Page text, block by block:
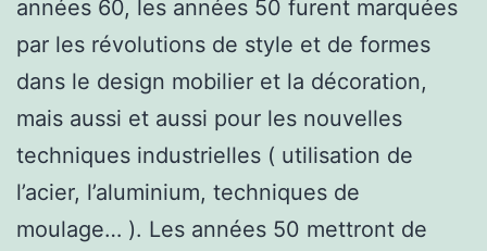
années 60, les années 50 furent marquées
par les révolutions de style et de formes
dans le design mobilier et la décoration,
mais aussi et aussi pour les nouvelles
techniques industrielles ( utilisation de
l’acier, l’aluminium, techniques de
moulage… ). Les années 50 mettront de